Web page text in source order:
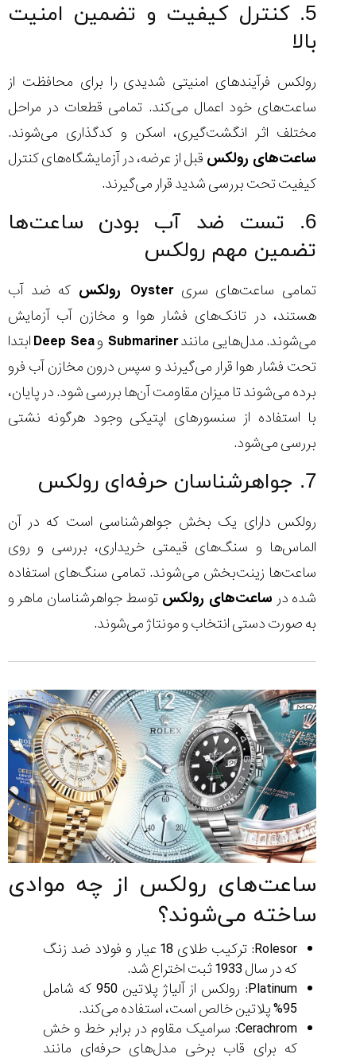
5. کنترل کیفیت و تضمین امنیت
بالا
رولکس فرآیندهای امنیتی شدیدی را برای محافظت از
ساعت‌های خود اعمال می‌کند. تمامی قطعات در مراحل
مختلف اثر انگشت‌گیری، اسکن و کدگذاری می‌شوند.
ساعت‌های رولکس قبل از عرضه، در آزمایشگاه‌های کنترل
کیفیت تحت بررسی شدید قرار می‌گیرند.
6. تست ضد آب بودن ساعت‌ها
تضمین مهم رولکس
تمامی ساعت‌های سریOyster رولکس
که ضد آب
هستند، در تانک‌های فشار هوا و مخازن آب آزمایش
می‌شوند. مدل‌هایی مانندSubmariner وDeep Seaابتدا
تحت فشار هوا قرار می‌گیرند و سپس درون مخازن آب فرو
برده می‌شوند تا میزان مقاومت آن‌ها بررسی شود. در پایان،
با استفاده از سنسورهای اپتیکی وجود هرگونه نشتی
بررسی می‌شود.
7. جواهرشناسان حرفه‌ای رولکس
رولکس دارای یک بخش جواهرشناسی است که در آن
الماس‌ها و سنگ‌های قیمتی خریداری، بررسی و روی
ساعت‌ها زینت‌بخش می‌شوند. تمامی سنگ‌های استفاده
شده در ساعت‌های رولکس توسط جواهرشناسان ماهر و
به صورت دستی انتخاب و مونتاژ می‌شوند.
ساعت‌های رولکس از چه موادی
ساخته می‌شوند؟
Rolesor: ترکیب طلای 18 عیار و فولاد ضد زنگ
که در سال 1933 ثبت اختراع شد.
Platinum: رولکس از آلیاژ پلاتین 950 که شامل
95% پلاتین خالص است، استفاده می‌کند.
Cerachrom: سرامیک مقاوم در برابر خط و خش
که برای قاب برخی مدل‌های حرفه‌ای مانند